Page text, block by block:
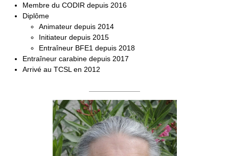
Membre du CODIR depuis 2016
Diplôme
Animateur depuis 2014
Initiateur depuis 2015
Entraîneur BFE1 depuis 2018
Entraîneur carabine depuis 2017
Arrivé au TCSL en 2012